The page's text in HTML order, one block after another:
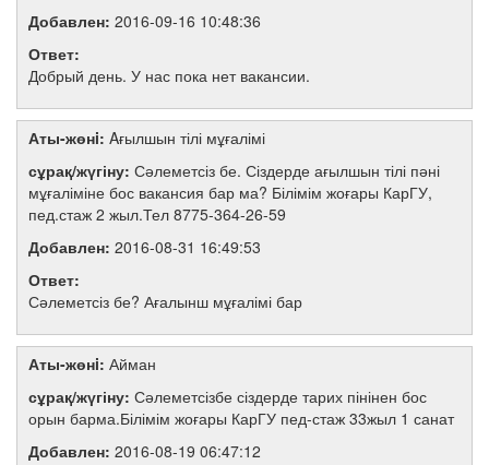
Добавлен: 2016-09-16 10:48:36
Ответ:
Добрый день. У нас пока нет вакансии.
Аты-жөнi: Aғылшын тілі мұғалімі
сұрақ/жүгіну: Сәлеметсіз бе. Сіздерде ағылшын тілі пәні
мұғаліміне бос вакансия бар ма? Білімім жоғары КарГУ,
пед.стаж 2 жыл.Тел 8775-364-26-59
Добавлен: 2016-08-31 16:49:53
Ответ:
Сәлеметсіз бе? Ағалынш мұғалімі бар
Аты-жөнi: Айман
сұрақ/жүгіну: Сәлеметсізбе сіздерде тарих пінінен бос
орын барма.Білімім жоғары КарГУ пед-стаж 33жыл 1 санат
Добавлен: 2016-08-19 06:47:12